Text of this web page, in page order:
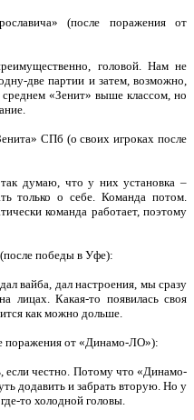
(после поражения от
головой. Нам не
две партии и затем, возможно,
среднем «Зенит» выше классом, но
СПб (о своих игроках после
думаю, что у них установка –
только о себе. Команда потом.
команда работает, поэтому
победы в Уфе):
вайба, дал настроения, мы сразу
лицах. Какая-то появилась своя
как можно дольше.
поражения от «Динамо-ЛО»):
честно. Потому что «Динамо-
додавить и забрать вторую. Но у
то холодной головы.